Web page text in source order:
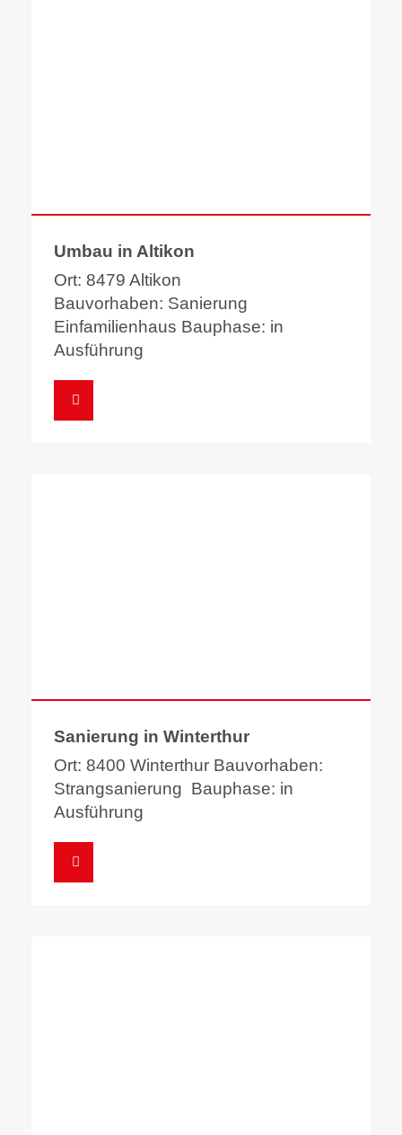
Umbau in Altikon
Ort: 8479 Altikon
Bauvorhaben: Sanierung
Einfamilienhaus Bauphase: in
Ausführung
Sanierung in Winterthur
Ort: 8400 Winterthur Bauvorhaben:
Strangsanierung Bauphase: in
Ausführung